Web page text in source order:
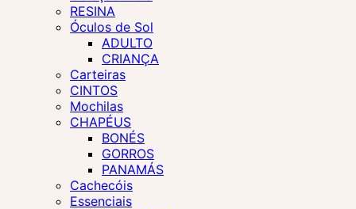
RESINA
Óculos de Sol
ADULTO
CRIANÇA
Carteiras
CINTOS
Mochilas
CHAPÉUS
BONÉS
GORROS
PANAMÁS
Cachecóis
Essenciais